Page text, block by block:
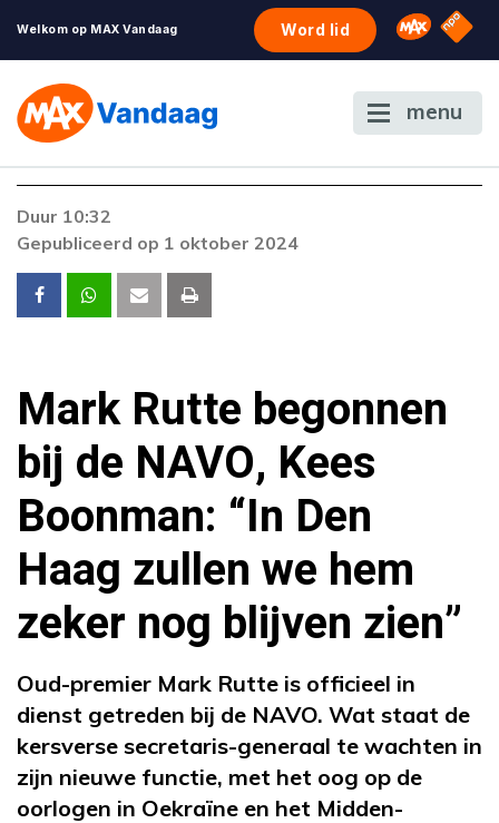
Welkom op MAX Vandaag Word lid Omroep
NPO
menu
Er is een licentie-fout opgetreden. Als het
contact op met onze klantenservice.
Duur 10:32
Gepubliceerd op 1 oktober 2024
Mark Rutte begonnen
bij de NAVO, Kees
Boonman: “In Den
Haag zullen we hem
zeker nog blijven zien”
Oud-premier Mark Rutte is officieel in
dienst getreden bij de NAVO. Wat staat de
kersverse secretaris-generaal te wachten in
zijn nieuwe functie, met het oog op de
oorlogen in Oekraïne en het Midden-